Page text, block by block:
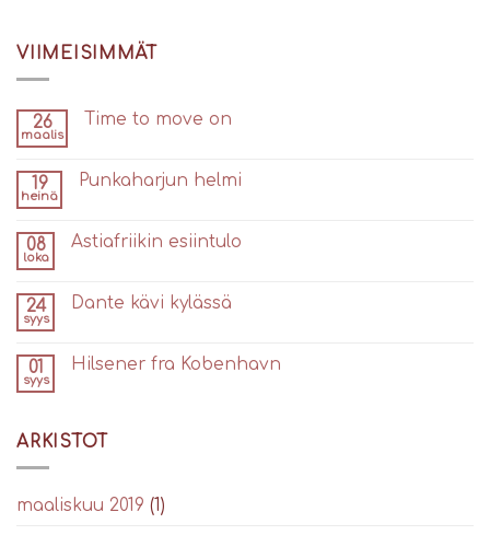
VIIMEISIMMÄT
26
maalis
Time to move on
19
heinä
Punkaharjun helmi
08
loka
Astiafriikin esiintulo
24
syys
Dante kävi kylässä
01
syys
Hilsener fra Kobenhavn
ARKISTOT
maaliskuu 2019 (1)